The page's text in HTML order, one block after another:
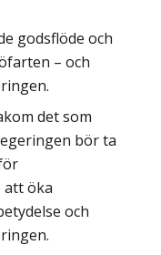
godsflöde och
– och
det som
bör ta
att öka
och